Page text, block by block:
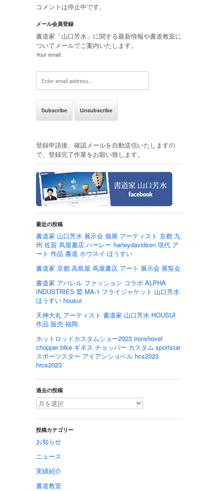
コメントは停止中です。
メール会員登録
書道家「山口芳水」に関する最新情報や書道教室に
ついてメールでご案内いたします。
Your email:
登録申請後、確認メールを自動送信いたしますの
で、登録完了作業をお願い致します。
最近の投稿
書道家 山口芳水 展示会 個展 アーティスト 京都 九
州 佐賀 蔦屋書店 ハーレー harleydavidson 現代 ア
ート 作品 書道 ホウスイ ほうすい
書道家 京都 高島屋 蔦屋書店 アート 展示会 展覧会
書道家 アパレル ファッション コラボ ALPHA
INDUSTRIES 鷲 MA-1 フライジャケット 山口芳水
ほうすい housui
天神大丸 アーティスト 書道家 山口芳水 HOUSUI
作品 販売 福岡
ホットロッドカスタムショー2023 ironshovel
chopper bike ギネス チョッパー カスタム sportstar
スポーツスター アイアンショベル hcs2023
hrcs2023
過去の投稿
投稿カテゴリー
お知らせ
ニュース
実績紹介
書道教室